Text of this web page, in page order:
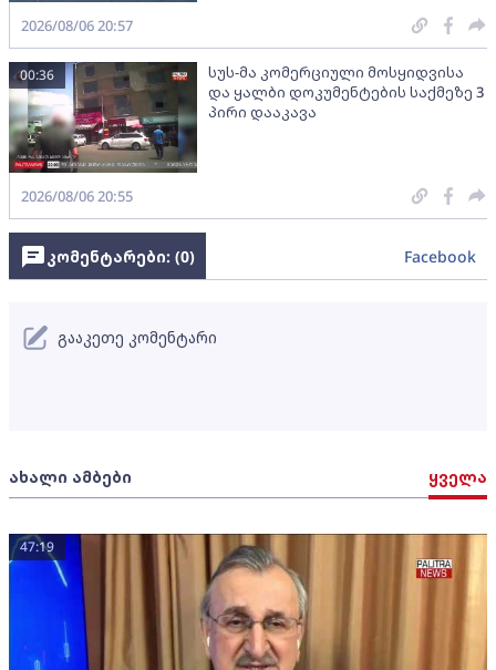
2026/08/06 20:57
სუს-მა კომერციული მოსყიდვისა
და ყალბი დოკუმენტების საქმეზე 3
პირი დააკავა
00:36
2026/08/06 20:55
ახალი ამბები ყველა
47:19
კომენტარები: (0) Facebook
გააკეთე კომენტარი